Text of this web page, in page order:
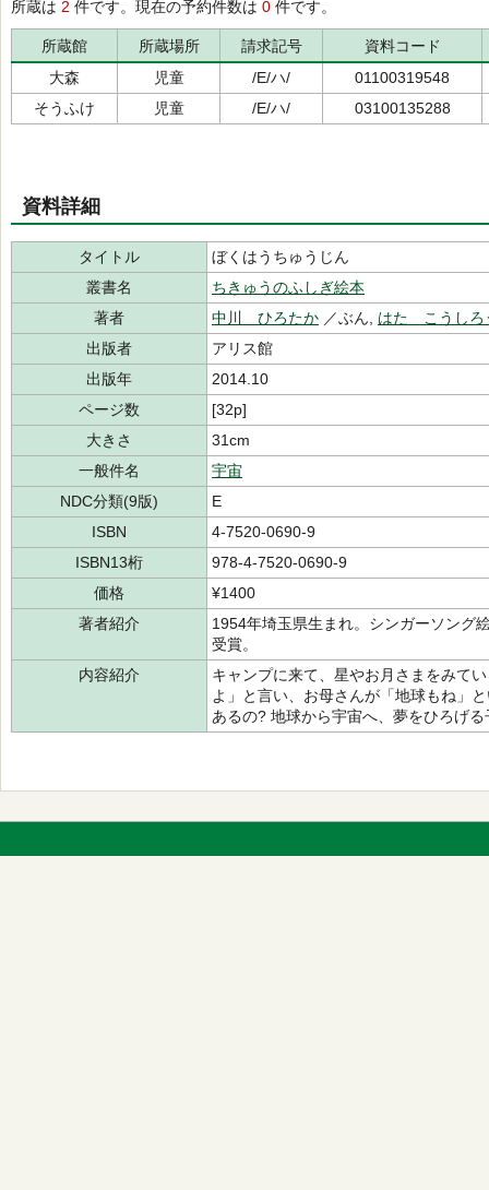
所蔵は 2 件です。現在の予約件数は 0 件です。
所蔵館 所蔵場所 請求記号
資料コード
大森
児童 /E/ハ/
01100319548
そうふけ
児童 /E/ハ/ 03100135288
資料詳細
タイトル
ぼくはうちゅうじん
叢書名
ちきゅうのふしぎ絵本
著者
中川 ひろたか ／ぶん, はた こうしろ
出版者
アリス館
出版年
2014.10
ページ数
[32p]
大きさ
31cm
一般件名
宇宙
NDC分類(9版)
E
ISBN
4-7520-0690-9
ISBN13桁
978-4-7520-0690-9
価格
¥1400
著者紹介
1954年埼玉県生まれ。シンガーソング
受賞。
内容紹介
キャンプに来て、星やお月さまをみて
よ」と言い、お母さんが「地球もね」
あるの? 地球から宇宙へ、夢をひろげ